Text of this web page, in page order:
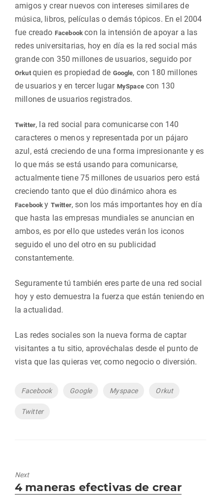
amigos y crear nuevos con intereses similares de
música, libros, películas o demás tópicos. En el 2004
fue creado Facebookcon la intensión de apoyar a las
redes universitarias, hoy en día es la red social más
grande con 350 millones de usuarios, seguido por
Orkut quien es propiedad de Google, con 180 millones
de usuarios y en tercer lugar MySpacecon 130
millones de usuarios registrados.
Twitter, la red social para comunicarse con 140
caracteres o menos y representada por un pájaro
azul, está creciendo de una forma impresionante y es
lo que más se está usando para comunicarse,
actualmente tiene 75 millones de usuarios pero está
creciendo tanto que el dúo dinámico ahora es
Facebooky Twitter, son los más importantes hoy en día
que hasta las empresas mundiales se anuncian en
ambos, es por ello que ustedes verán los iconos
seguido el uno del otro en su publicidad
constantemente.
Seguramente tú también eres parte de una red social
hoy y esto demuestra la fuerza que están teniendo en
la actualidad.
Las redes sociales son la nueva forma de captar
visitantes a tu sitio, aprovéchalas desde el punto de
vista que las quieras ver, como negocio o diversión.
Tags
Facebook Google Myspace Orkut
Twitter
Next
Next
4 maneras efectivas de crear